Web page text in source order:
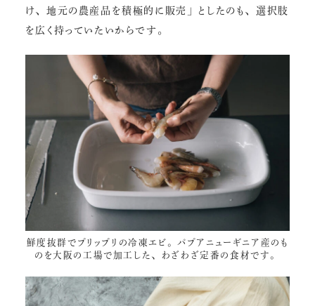
け、地元の農産品を積極的に販売」としたのも、選択肢
を広く持っていたいからです。
鮮度抜群でプリップリの冷凍エビ 。パプアニューギニア産のも
のを大阪の工場で加工した、わざわざ定番の食材です。